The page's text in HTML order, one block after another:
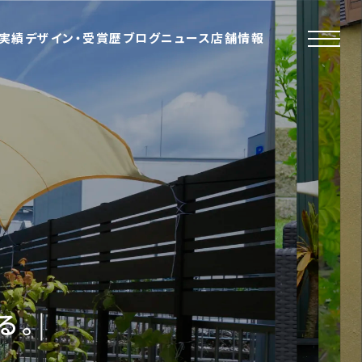
績デザイン・受賞歴ブログニュース店舗情報
。